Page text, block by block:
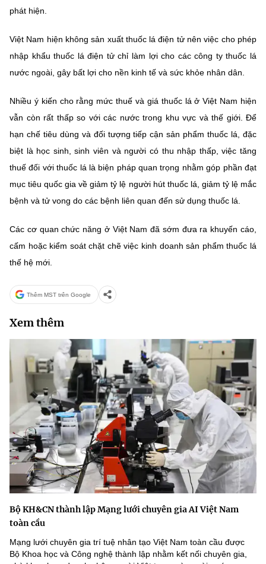
phát hiện.
Việt Nam hiện không sản xuất thuốc lá điện tử nên việc cho phép
nhập khẩu thuốc lá điện tử chỉ làm lợi cho các công ty thuốc lá
nước ngoài, gây bất lợi cho nền kinh tế và sức khỏe nhân dân.
Nhiều ý kiến cho rằng mức thuế và giá thuốc lá ở Việt Nam hiện
vẫn còn rất thấp so với các nước trong khu vực và thế giới. Để
hạn chế tiêu dùng và đối tượng tiếp cận sản phẩm thuốc lá, đặc
biệt là học sinh, sinh viên và người có thu nhập thấp, việc tăng
thuế đối với thuốc lá là biện pháp quan trọng nhằm góp phần đạt
mục tiêu quốc gia về giảm tỷ lệ người hút thuốc lá, giảm tỷ lệ mắc
bệnh và tử vong do các bệnh liên quan đến sử dụng thuốc lá.
Các cơ quan chức năng ở Việt Nam đã sớm đưa ra khuyến cáo,
cấm hoặc kiểm soát chặt chẽ việc kinh doanh sản phẩm thuốc lá
thế hệ mới.
Thêm MST trên Google
Xem thêm
Bộ KH&CN thành lập Mạng lưới chuyên gia AI Việt Nam
toàn cầu
Mạng lưới chuyên gia trí tuệ nhân tạo Việt Nam toàn cầu được
Bộ Khoa học và Công nghệ thành lập nhằm kết nối chuyên gia,